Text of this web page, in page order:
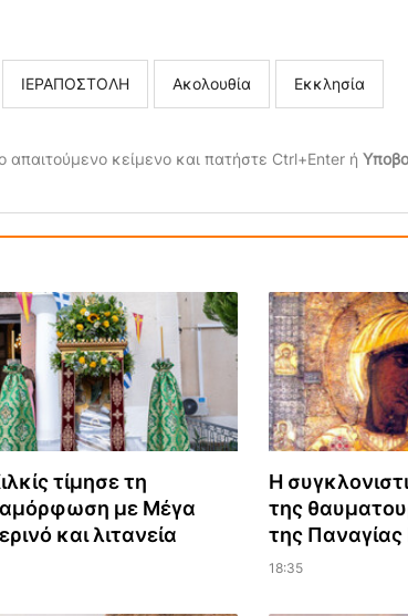
ΙΕΡΑΠΟΣΤΟΛΗ Ακολουθία Εκκλησία
κείμενο και πατήστε Ctrl+Enter ή
τίμησε τη
με Μέγα
και λιτανεία
Η
της
της Παναγίας
18:35